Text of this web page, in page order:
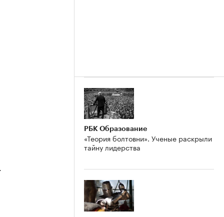
РБК Образование
«Теория болтовни». Ученые раскрыли
тайну лидерства